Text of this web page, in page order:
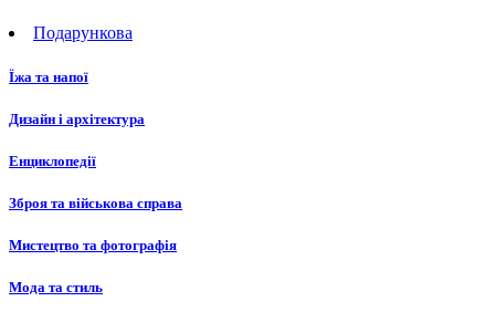
Подарункова
Їжа та напої
Дизайн і архітектура
Енциклопедії
Зброя та військова справа
Мистецтво та фотографія
Мода та стиль